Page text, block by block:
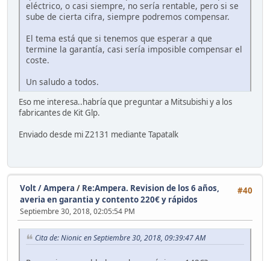
eléctrico, o casi siempre, no sería rentable, pero si se
sube de cierta cifra, siempre podremos compensar.
El tema está que si tenemos que esperar a que
termine la garantía, casi sería imposible compensar el
coste.
Un saludo a todos.
Eso me interesa..habría que preguntar a Mitsubishi y a los
fabricantes de Kit Glp.
Enviado desde mi Z2131 mediante Tapatalk
#40
Volt / Ampera / Re:Ampera. Revision de los 6 años,
averia en garantia y contento 220€ y rápidos
Septiembre 30, 2018, 02:05:54 PM
Cita de: Nionic en Septiembre 30, 2018, 09:39:47 AM